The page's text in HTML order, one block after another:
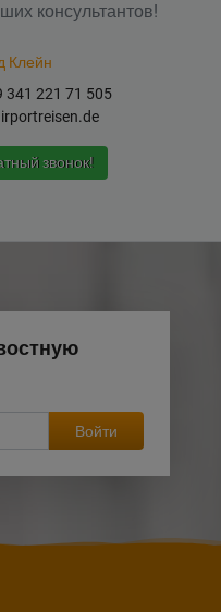
консультантов!
Клейн
341 221 71 505
звонок!
Войти